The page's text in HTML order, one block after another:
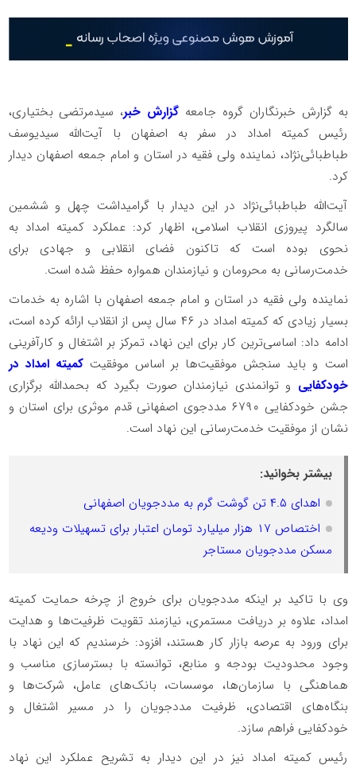
به گزارش خبرنگاران گروه جامعه گزارش خبر، سیدمرتضی بختیاری،
رئیس کمیته امداد در سفر به اصفهان با آیت‌الله سیدیوسف
طباطبائی‌نژاد، نماینده ولی فقیه در استان و امام جمعه اصفهان دیدار
کرد.
آیت‌الله طباطبائی‌نژاد در این دیدار با گرامیداشت چهل و ششمین
سالگرد پیروزی انقلاب اسلامی، اظهار کرد: عملکرد کمیته امداد به
نحوی بوده است که تاکنون فضای انقلابی و جهادی برای
خدمت‌رسانی به محرومان و نیازمندان همواره حفظ شده است.
نماینده ولی فقیه در استان و امام جمعه اصفهان با اشاره به خدمات
بسیار زیادی که کمیته امداد در ۴۶ سال پس از انقلاب ارائه کرده است،
ادامه داد: اساسی‌ترین کار برای این نهاد، تمرکز بر اشتغال و کارآفرینی
است و باید سنجش موفقیت‌ها بر اساس موفقیتکمیته امداد در
خودکفایی و توانمندی نیازمندان صورت بگیرد که بحمدالله برگزاری
جشن خودکفایی ۶۷۹۰ مددجوی اصفهانی قدم موثری برای استان و
نشان از موفقیت خدمت‌رسانی این نهاد است.
بیشتر بخوانید:
اهدای ۴.۵ تن گوشت گرم به مددجویان اصفهانی
اختصاص ۱۷ هزار میلیارد تومان اعتبار برای تسهیلات ودیعه
مسکن مددجویان مستاجر
وی با تاکید بر اینکه مددجویان برای خروج از چرخه حمایت کمیته
امداد، علاوه بر دریافت مستمری، نیازمند تقویت ظرفیت‌ها و هدایت
برای ورود به عرصه بازار کار هستند، افزود: خرسندیم که این نهاد با
وجود محدودیت بودجه و منابع، توانسته با بسترسازی مناسب و
هماهنگی با سازمان‌ها، موسسات، بانک‌های عامل، شرکت‌ها و
بنگاه‌های اقتصادی، ظرفیت مددجویان را در مسیر اشتغال و
خودکفایی فراهم سازد.
رئیس کمیته امداد نیز در این دیدار به تشریح عملکرد این نهاد